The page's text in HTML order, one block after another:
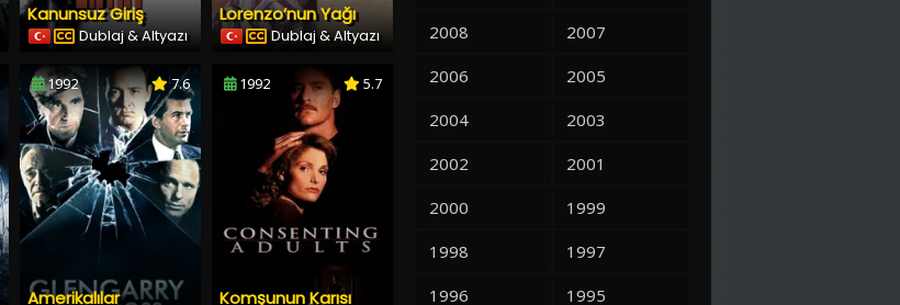
Kanunsuz Giriş
Dublaj & Altyazı
Lorenzo’nun Yağı
Dublaj & Altyazı
1992 7.6
Amerikalılar
1992 5.7
Komşunun Karısı
2008
2007
2006
2005
2004
2003
2002
2001
2000
1999
1998
1997
1996
1995